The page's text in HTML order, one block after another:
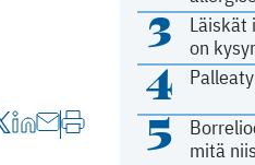
3
Läiskät
on
4
5
mitä